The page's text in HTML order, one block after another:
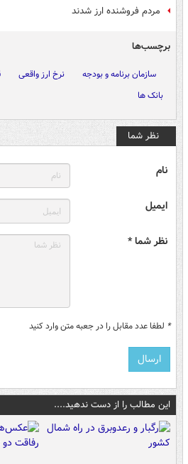
مردم فروشنده ارز شدند
برچسب‌ها
سازمان برنامه و بودجه نرخ ارز واقعی
بانک ها
نظر شما
نام
ایمیل
نظر شما *
* لطفا عدد مقابل را در جعبه متن وارد کنید
این مطالب را از دست ندهید....